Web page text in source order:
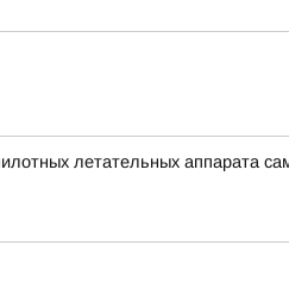
летательных аппарата